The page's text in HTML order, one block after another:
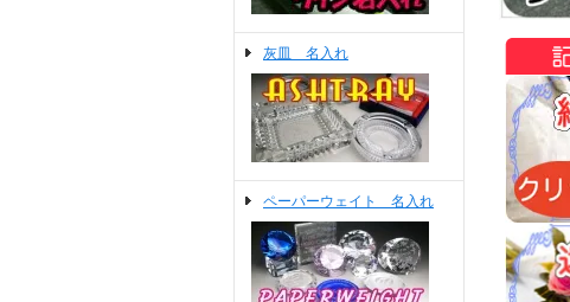
灰皿 名入れ
ペーパーウェイト 名入れ